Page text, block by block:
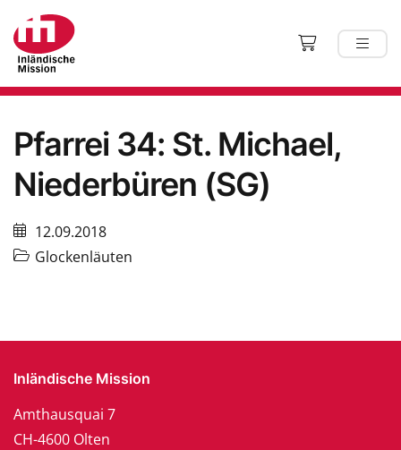
Pfarrei 34: St. Michael,
Niederbüren (SG)
12.09.2018
Glockenläuten
Inländische Mission
Amthausquai 7
CH-4600 Olten